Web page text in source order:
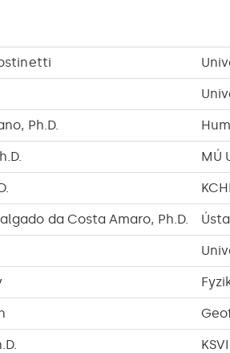
Ph.D.
MÚ
da Costa Amaro, Ph.D.